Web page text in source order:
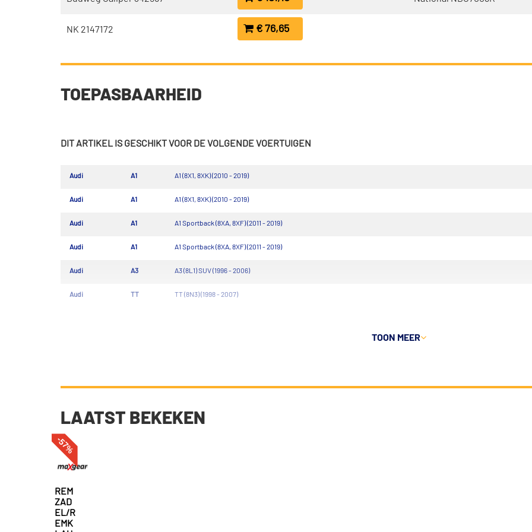
NK 2147172 € 76,65
TOEPASBAARHEID
DIT ARTIKEL IS GESCHIKT VOOR DE VOLGENDE VOERTUIGEN
Audi A1 A1 (8X1, 8XK) (2010 - 2019)
Audi A1 A1 (8X1, 8XK) (2010 - 2019)
Audi A1 A1 Sportback (8XA, 8XF) (2011 - 2019)
Audi A1 A1 Sportback (8XA, 8XF) (2011 - 2019)
Audi A3 A3 (8L1) SUV (1996 - 2006)
Audi TT TT (8N3) (1998 - 2007)
TOON MEER
LAATST BEKEKEN
-57%
REM
ZAD
EL/R
EMK